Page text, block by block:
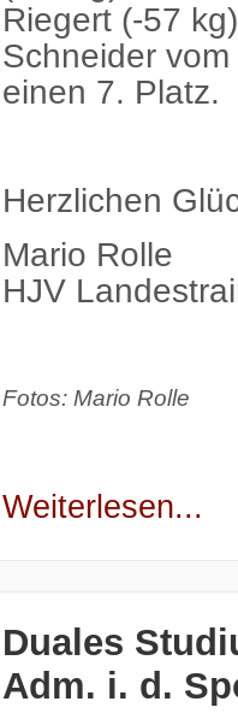
Riegert (-57
Schneider
einen 7. Platz.
Herzlichen
Mario Rolle
HJV
Fotos: Mario Rolle
Weiterlesen...
Duales
Adm. i. d.